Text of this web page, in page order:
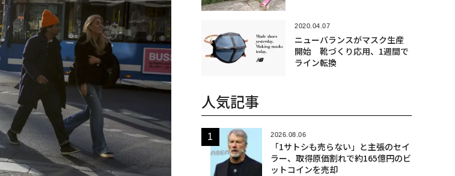
2020.04.07
ニューバランスがマスク生産
開始 靴づくり応用、1週間で
ライン転換
人気記事
2026.08.06
「1サトシも売らない」と主張のセイ
ラー、取得原価割れで約165億円のビ
ットコインを売却